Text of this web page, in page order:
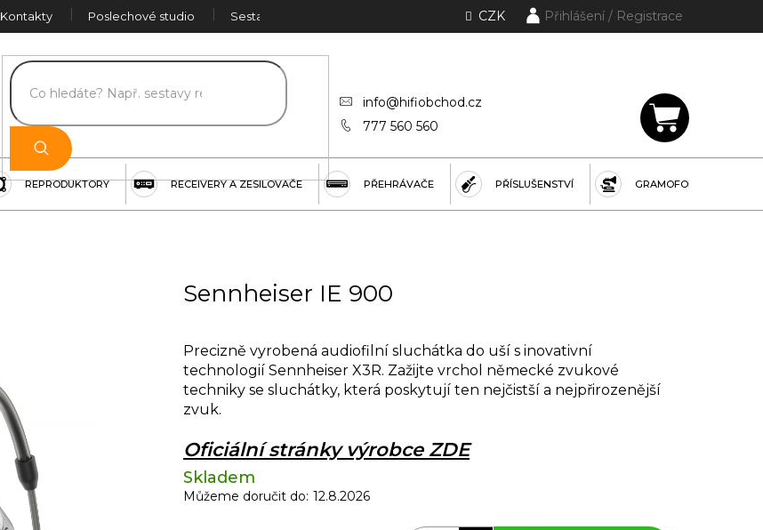
Kontakty Poslechové studio Sestava na míru CZK Přihlášení
info@hifiobchod.cz
777 560 560
NÁKUPNÍ
REPRODUKTORY RECEIVERY A ZESILOVAČE PŘEHRÁVAČE PŘÍSLUŠENSTVÍ GRAMOFONY
Sennheiser IE 900
Skladem
Můžeme doručit do: 12.8.2026
Precizně vyrobená audiofilní sluchátka do uší s inovativní
technologií Sennheiser X3R. Zažijte vrchol německé zvukové
techniky se sluchátky, která poskytují ten nejčistší a nejpřirozenější
zvuk.
Oficiální stránky výrobce ZDE